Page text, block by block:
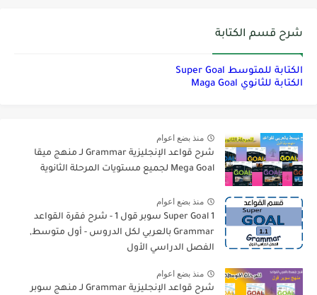
شرح قسم الكتابة
الكتابة للمتوسط Super Goal
الكتابة للثانوي Maga Goal
منذ بضع اعوام
شرح قواعد الإنجليزية Grammar لـ منهج ميقا
Mega Goal لجميع مستويات المرحلة الثانوية
منذ بضع اعوام
Super Goal 1 سوبر قول 1 - شرح فقرة القواعد
Grammar بالعربي لكل الدروس - أول متوسط,
الفصل الدراسي الأول
منذ بضع اعوام
شرح قواعد الإنجليزية Grammar لـ منهج سوبر